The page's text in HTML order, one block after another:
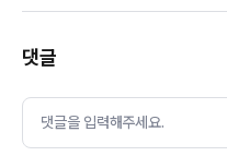
댓글
댓글을 입력해주세요.